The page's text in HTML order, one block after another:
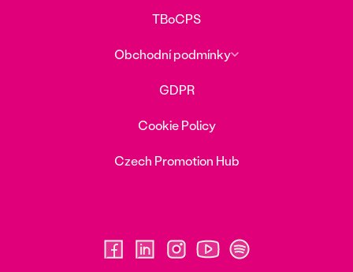
TBoCPS
Obchodní podmínky
GDPR
Cookie Policy
Czech Promotion Hub